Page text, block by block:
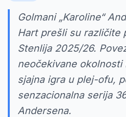
Golmani „Karoline“
Hart prešli su različite
Stenlija 2025/26.
neočekivane okolnosti
sjajna igra u plej-ofu,
senzacionalna serija
Andersena.